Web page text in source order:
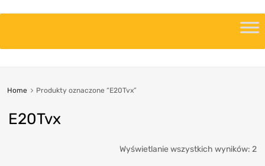
Home Produkty oznaczone “E20Tvx”
E20Tvx
Wyświetlanie wszystkich wyników: 2